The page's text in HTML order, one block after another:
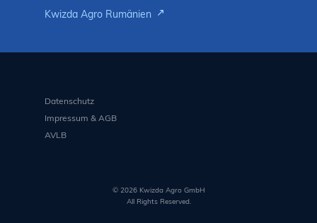
Kwizda Agro Rumänien
Datenschutz
Impressum & AGB
AVLB
© 2026 Kwizda Agro GmbH
All Rights Reserved.